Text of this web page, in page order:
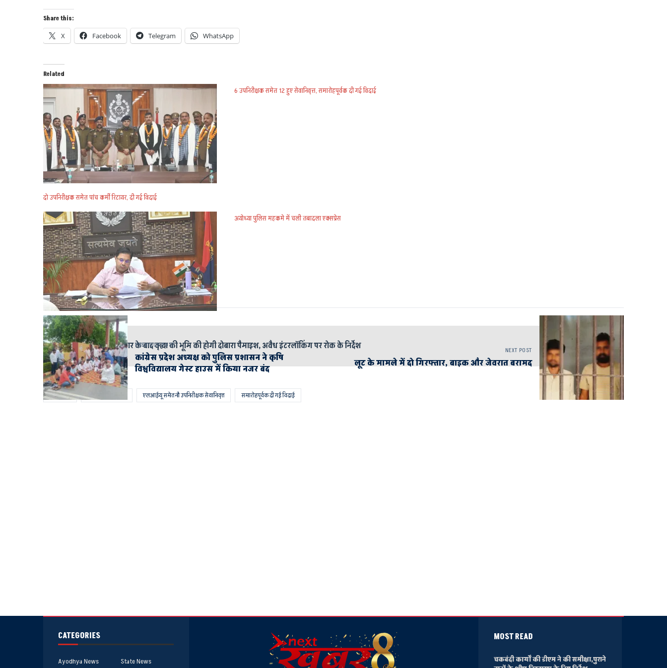
Share this:
X Facebook Telegram WhatsApp
Related
6 उपनिरीक्षक समेत 12 हुए सेवानिवृत्त, समारोहपूर्वक दी गई विदाई
दो उपनिरीक्षक समेत पांच कर्मी रिटायर, दी गई विदाई
अयोध्या पुलिस महकमे में चली तबादला एक्सप्रेस
इसे भी पढ़े डीएम की फटकार के बाद वृद्धा की भूमि की होगी दोबारा पैमाइश, अवैध इंटरलॉकिंग पर रोक के निर्देश
AYODHYA AYODHYA POLICE एलआईयू समेत नौ उपनिरीक्षक सेवानिवृत्त समारोहपूर्वक दी गई विदाई
PREVIOUS POST
कांग्रेस प्रदेश अध्यक्ष को पुलिस प्रशासन ने कृषि
विश्वविद्यालय गेस्ट हाउस में किया नजर बंद
NEXT POST
लूट के मामले में दो गिरफ्तार, बाइक और जेवरात बरामद
CATEGORIES
Ayodhya News State News
MOST READ
चकबंदी कार्यों की डीएम ने की समीक्षा,पुराने